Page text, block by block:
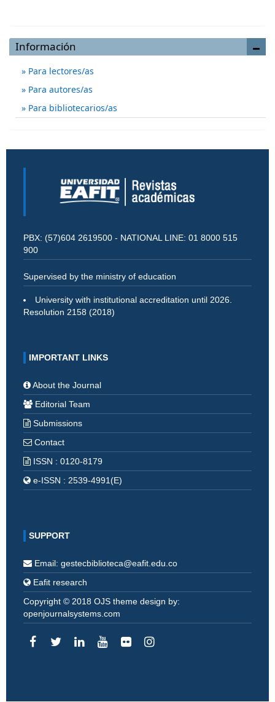
Información
Para lectores/as
Para autores/as
Para bibliotecarios/as
PBX: (57)604 2619500 - NATIONAL LINE: 01 8000 515
900
Supervised by the ministry of education
University with institutional accreditation until 2026.
Resolution 2158 (2018)
IMPORTANT LINKS
About the Journal
Editorial Team
Submissions
Contact
ISSN : 0120-8179
e-ISSN : 2539-4991(E)
SUPPORT
Email: gestecbiblioteca@eafit.edu.co
Eafit research
Copyright © 2018 OJS theme design by:
openjournalsystems.com